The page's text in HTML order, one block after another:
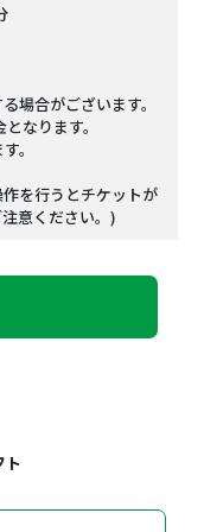
合がございます。
なります。
。
を行うとチケットが
意ください。)
ト